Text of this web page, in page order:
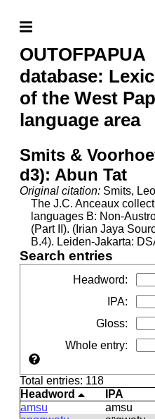
OUTOFPAPUA
database:
of the West
language area
Smits &
d3): Abun Tat
Original citation: Smits,
The J.C. Anceaux
languages B: Non-
(Part II). (Irian Jaya
B.4). Leiden-Jakarta:
Search entries
Headword:
IPA:
Gloss:
Whole entry:
Total entries: 118
Headword
IPA
amsu
amsu